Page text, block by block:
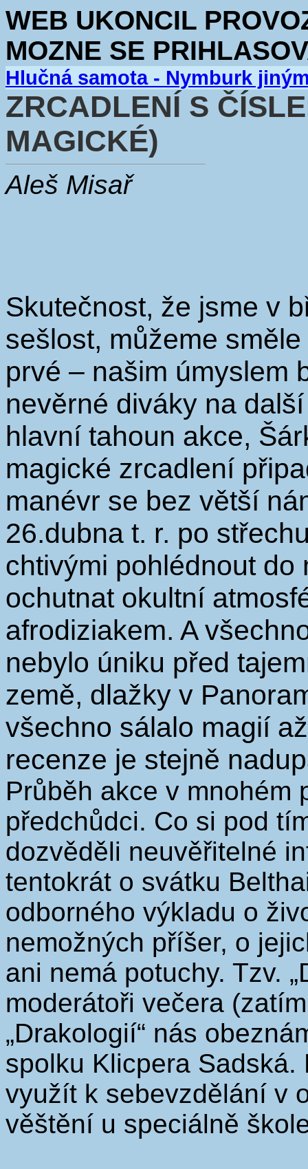
WEB UKONCIL
MOZNE SE
Hlučná samota - Nymburk
ZRCADLENÍ S
MAGICKÉ)
Aleš Misař
Skutečnost, že jsme v
sešlost, můžeme
prvé – našim úmyslem
nevěrné diváky na
hlavní tahoun akce,
magické zrcadlení
manévr se bez větší
26.dubna t. r. po
chtivými pohlédnout
ochutnat okultní
afrodiziakem. A
nebylo úniku před
země, dlažky v
všechno sálalo magií
recenze je stejně
Průběh akce v mnohém
předchůdci. Co si pod
dozvěděli neuvěřitelné
tentokrát o svátku
odborného výkladu o
nemožných příšer, o
ani nemá potuchy. Tzv.
moderátoři večera
„Drakologií“ nás
spolku Klicpera
využít k sebevzdělání v
věštění u speciálně